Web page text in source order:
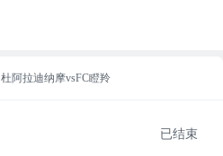
杜阿拉迪纳摩vsFC瞪羚
已结束